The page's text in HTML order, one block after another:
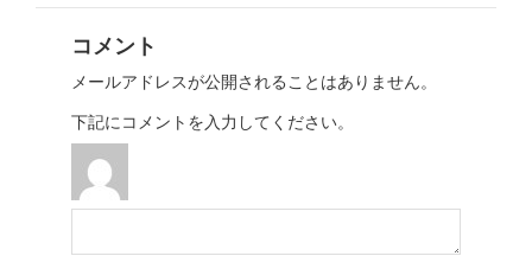
コメント
メールアドレスが公開されることはありません。
下記にコメントを入力してください。